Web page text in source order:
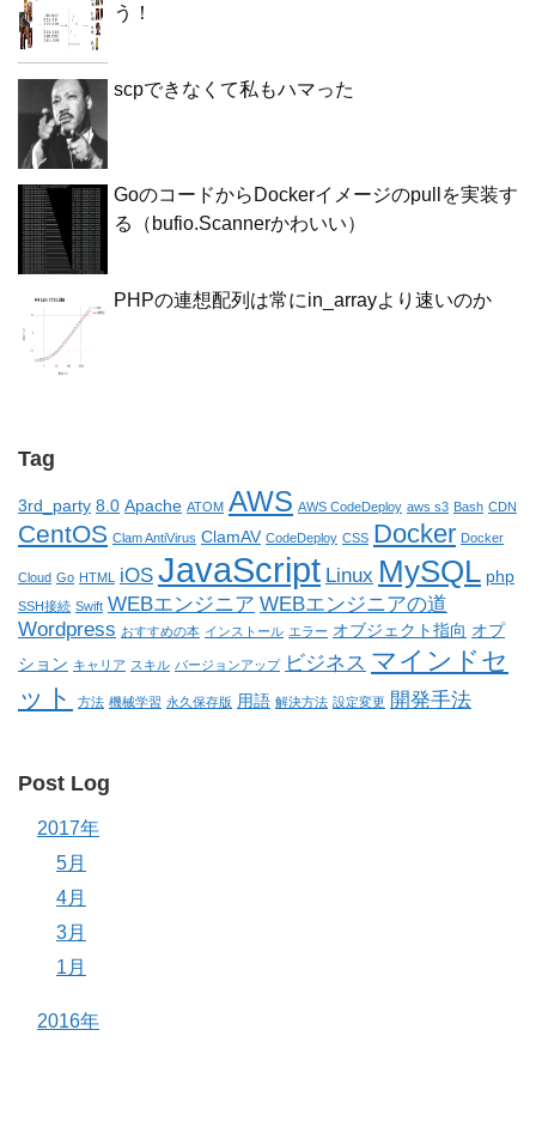
う！
scpできなくて私もハマった
GoのコードからDockerイメージのpullを実装す
る（bufio.Scannerかわいい）
PHPの連想配列は常にin_arrayより速いのか
Tag
3rd_party 8.0 Apache ATOM AWS AWS CodeDeploy aws s3 Bash CDN
CentOS Clam AntiVirus ClamAV CodeDeploy CSS Docker Docker
Cloud Go HTML iOS JavaScript Linux MySQL php
SSH接続 Swift WEBエンジニア WEBエンジニアの道
Wordpress おすすめの本 インストール エラー オブジェクト指向 オプ
ション キャリア スキル バージョンアップ ビジネス マインドセ
ット
方法 機械学習 永久保存版 用語 解決方法 設定変更 開発手法
Post Log
2017年
5月
4月
3月
1月
2016年